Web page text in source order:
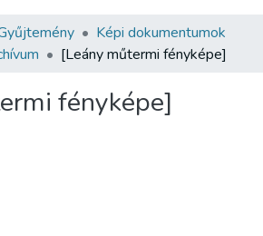
Képi dokumentumok
[Leány műtermi fényképe]
fényképe]